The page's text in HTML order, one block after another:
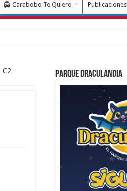
Carabobo Te Quiero Publicaciones
C2
Parque Draculandia